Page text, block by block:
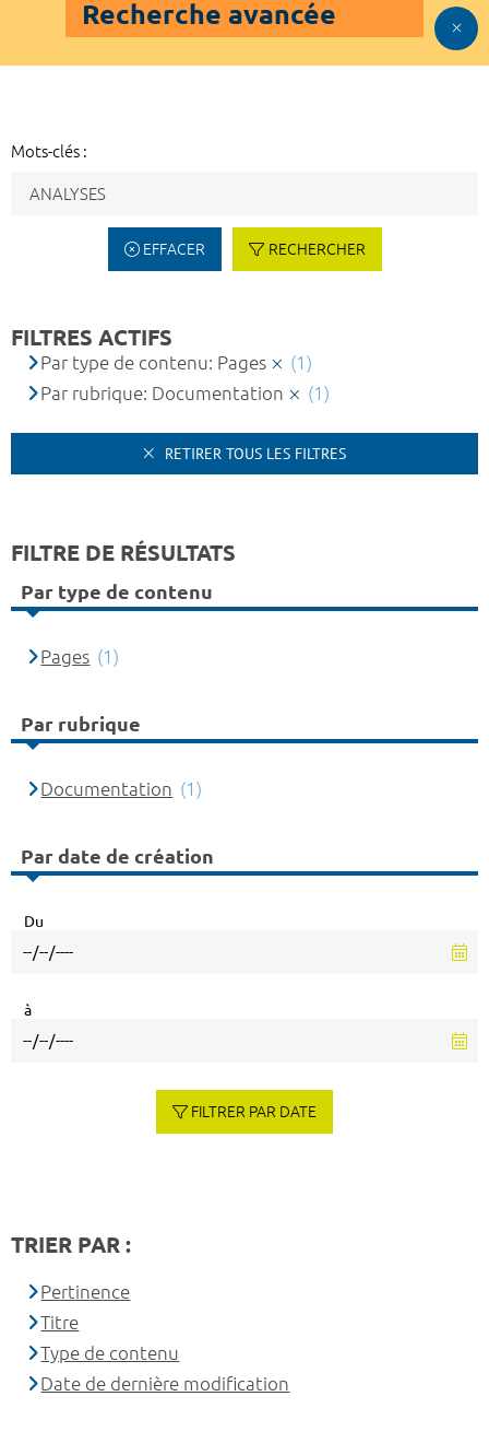
Recherche avancée
Mots-clés :
EFFACER RECHERCHER
FILTRES ACTIFS
Par type de contenu: Pages
(1)
Par rubrique: Documentation
(1)
RETIRER TOUS LES FILTRES
FILTRE DE RÉSULTATS
Par type de contenu
Pages (1)
Par rubrique
Documentation (1)
Par date de création
Du
à
FILTRER PAR DATE
TRIER PAR :
Pertinence
Titre
Type de contenu
Date de dernière modification